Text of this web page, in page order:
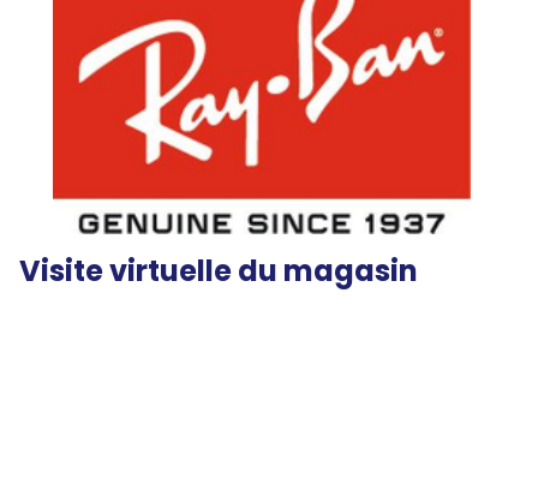
Visite virtuelle du magasin